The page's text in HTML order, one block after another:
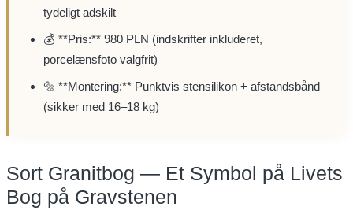
tydeligt adskilt
💰 **Pris:** 980 PLN (indskrifter inkluderet,
porcelænsfoto valgfrit)
🔩 **Montering:** Punktvis stensilikon + afstandsbånd
(sikker med 16–18 kg)
Sort Granitbog — Et Symbol på Livets
Bog på Gravstenen